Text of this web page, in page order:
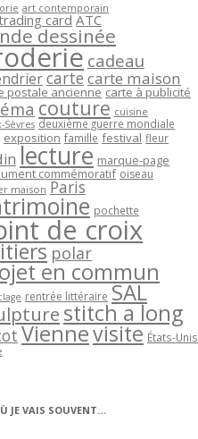
art contemporain
card ATC
dessinée
cadeau
cartecarte maison
postale ancienne carte à publicité
couture cuisine
Sèvres deuxième guerre mondiale
exposition famille festival fleur
lecture marque-page
commémoratif oiseau
maison Paris
pochette
de croix
polar
en commun
rentrée littéraire SAL
stitch a long
Viennevisite États-Unis
JE VAIS SOUVENT…